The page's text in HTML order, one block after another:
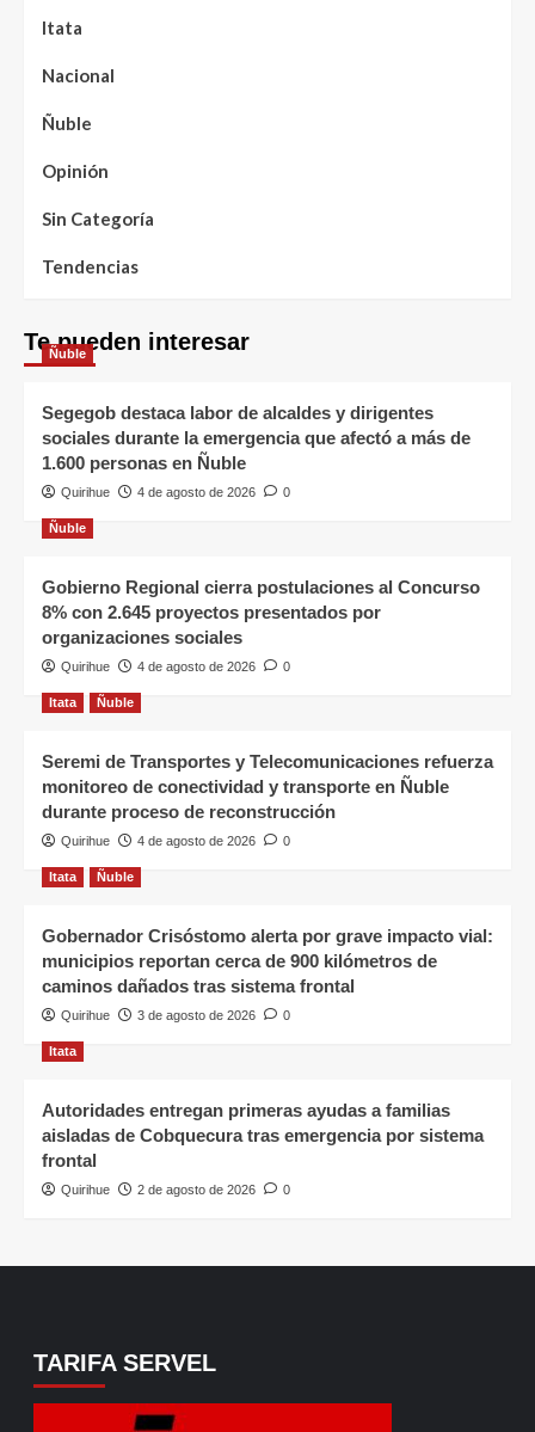
Itata
Nacional
Ñuble
Opinión
Sin Categoría
Tendencias
Te pueden interesar
Ñuble
Segegob destaca labor de alcaldes y dirigentes
sociales durante la emergencia que afectó a más de
1.600 personas en Ñuble
Quirihue 4 de agosto de 2026 0
Ñuble
Gobierno Regional cierra postulaciones al Concurso
8% con 2.645 proyectos presentados por
organizaciones sociales
Quirihue 4 de agosto de 2026 0
Itata Ñuble
Seremi de Transportes y Telecomunicaciones refuerza
monitoreo de conectividad y transporte en Ñuble
durante proceso de reconstrucción
Quirihue 4 de agosto de 2026 0
Itata Ñuble
Gobernador Crisóstomo alerta por grave impacto vial:
municipios reportan cerca de 900 kilómetros de
caminos dañados tras sistema frontal
Quirihue 3 de agosto de 2026 0
Itata
Autoridades entregan primeras ayudas a familias
aisladas de Cobquecura tras emergencia por sistema
frontal
Quirihue 2 de agosto de 2026 0
TARIFA SERVEL